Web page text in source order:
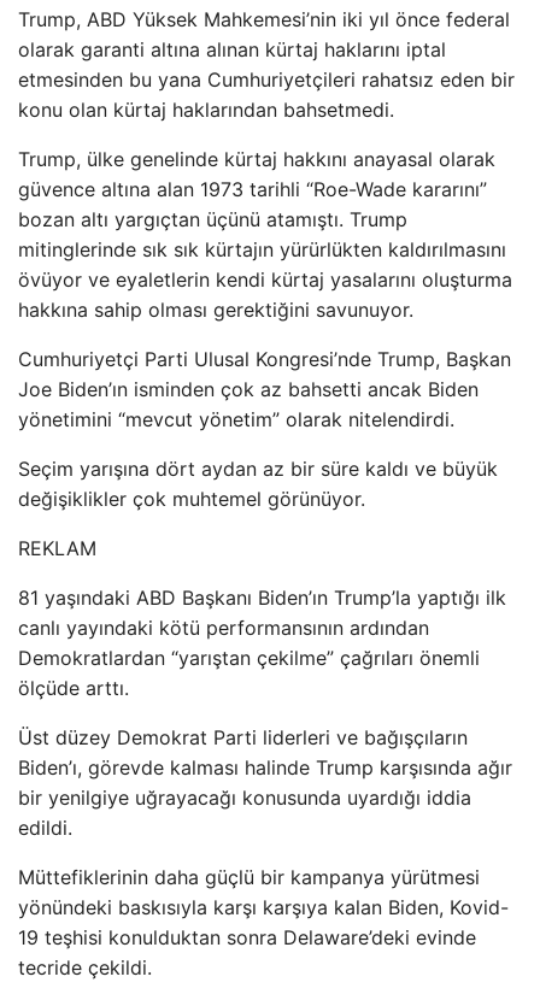
Trump, ABD Yüksek Mahkemesi’nin iki yıl önce federal
olarak garanti altına alınan kürtaj haklarını iptal
etmesinden bu yana Cumhuriyetçileri rahatsız eden bir
konu olan kürtaj haklarından bahsetmedi.
Trump, ülke genelinde kürtaj hakkını anayasal olarak
güvence altına alan 1973 tarihli “Roe-Wade kararını”
bozan altı yargıçtan üçünü atamıştı. Trump
mitinglerinde sık sık kürtajın yürürlükten kaldırılmasını
övüyor ve eyaletlerin kendi kürtaj yasalarını oluşturma
hakkına sahip olması gerektiğini savunuyor.
Cumhuriyetçi Parti Ulusal Kongresi’nde Trump, Başkan
Joe Biden’ın isminden çok az bahsetti ancak Biden
yönetimini “mevcut yönetim” olarak nitelendirdi.
Seçim yarışına dört aydan az bir süre kaldı ve büyük
değişiklikler çok muhtemel görünüyor.
REKLAM
81 yaşındaki ABD Başkanı Biden’ın Trump’la yaptığı ilk
canlı yayındaki kötü performansının ardından
Demokratlardan “yarıştan çekilme” çağrıları önemli
ölçüde arttı.
Üst düzey Demokrat Parti liderleri ve bağışçıların
Biden’ı, görevde kalması halinde Trump karşısında ağır
bir yenilgiye uğrayacağı konusunda uyardığı iddia
edildi.
Müttefiklerinin daha güçlü bir kampanya yürütmesi
yönündeki baskısıyla karşı karşıya kalan Biden, Kovid-
19 teşhisi konulduktan sonra Delaware’deki evinde
tecride çekildi.